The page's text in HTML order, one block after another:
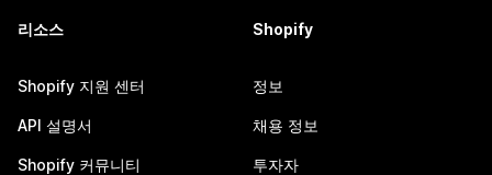
리소스
Shopify 지원 센터
API 설명서
Shopify 커뮤니티
Shopify
정보
채용 정보
투자자